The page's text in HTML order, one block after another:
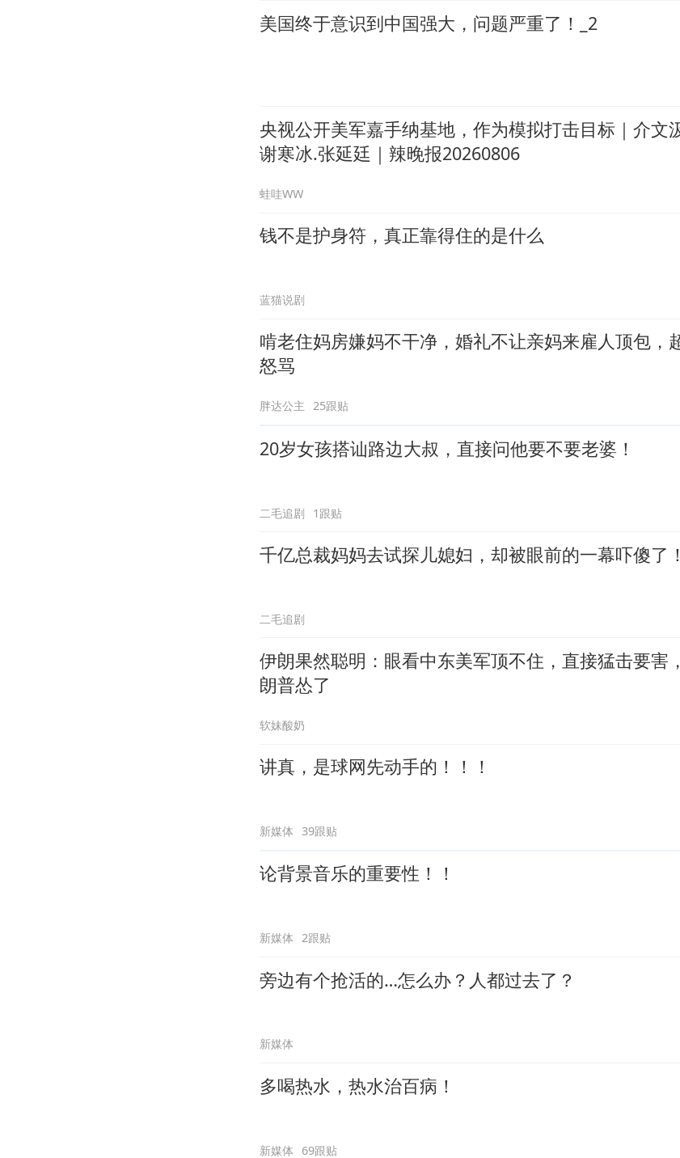
美国终于意识到中国强大，问题严重了！_2
央视公开美军嘉手纳基地，作为模拟打击目标｜介文
谢寒冰.张延廷｜辣晚报20260806
蛙哇WW
钱不是护身符，真正靠得住的是什么
蓝猫说剧
啃老住妈房嫌妈不干净，婚礼不让亲妈来雇人顶包，
怒骂
胖达公主 25跟贴
20岁女孩搭讪路边大叔，直接问他要不要老婆！
二毛追剧 1跟贴
千亿总裁妈妈去试探儿媳妇，却被眼前的一幕吓傻了！
二毛追剧
伊朗果然聪明：眼看中东美军顶不住，直接猛击要害
朗普怂了
软妹酸奶
讲真，是球网先动手的！！！
新媒体 39跟贴
论背景音乐的重要性！！
新媒体 2跟贴
旁边有个抢活的…怎么办？人都过去了？
新媒体
多喝热水，热水治百病！
新媒体 69跟贴